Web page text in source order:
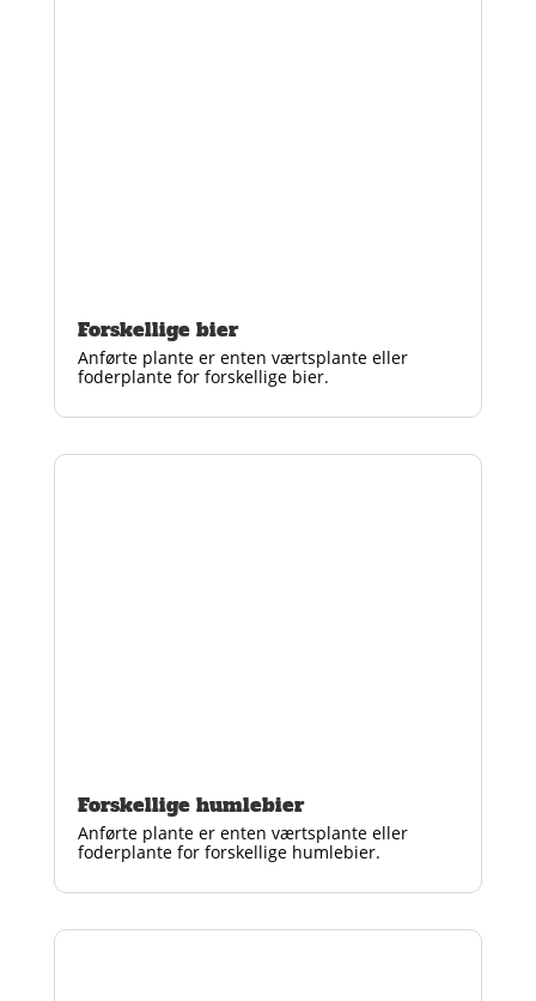
Forskellige bier
Anførte plante er enten værtsplante eller
foderplante for forskellige bier.
Forskellige humlebier
Anførte plante er enten værtsplante eller
foderplante for forskellige humlebier.